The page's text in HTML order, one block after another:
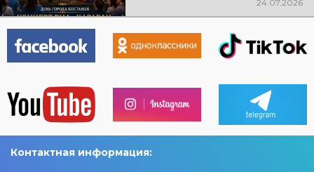
ждут любимые песни, живая
музыка, яркие эмоции и
праздничное настроение!
24.07.2026
Контактная информация: